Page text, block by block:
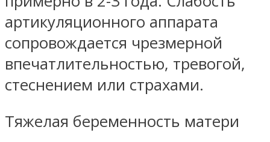
артикуляционного аппарата
сопровождается чрезмерной
впечатлительностью, тревогой,
стеснением или страхами.
Тяжелая беременность матери